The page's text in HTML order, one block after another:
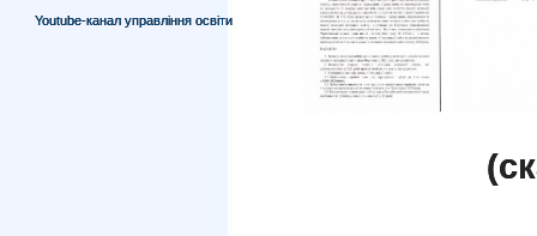
Youtube-канал управління освіти